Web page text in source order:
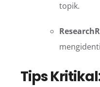
topik.
Tips